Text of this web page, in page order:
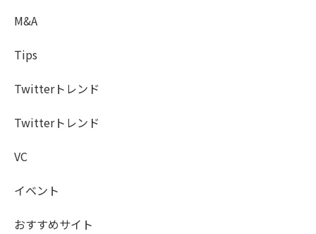
M&A
Tips
Twitterトレンド
Twitterトレンド
VC
イベント
おすすめサイト